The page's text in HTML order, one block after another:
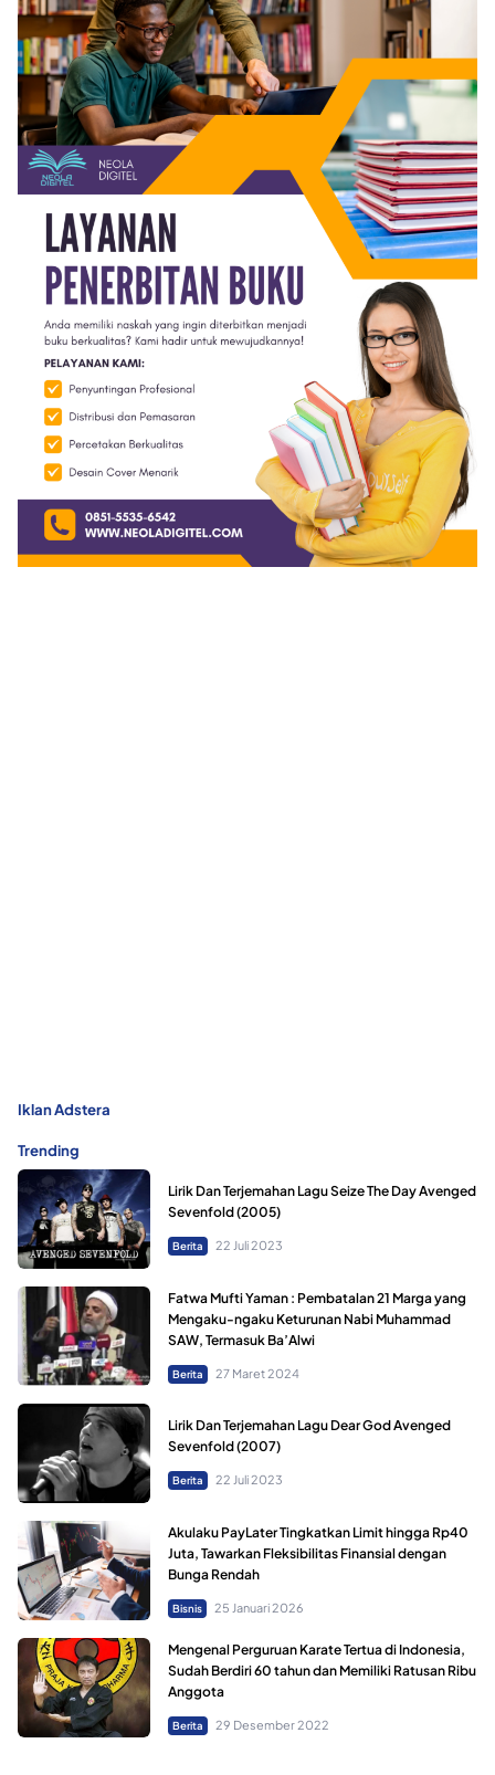
Iklan Adstera
Trending
Lirik Dan Terjemahan Lagu Seize The Day Avenged
Sevenfold (2005)
Berita 22 Juli 2023
Fatwa Mufti Yaman : Pembatalan 21 Marga yang
Mengaku-ngaku Keturunan Nabi Muhammad
SAW, Termasuk Ba’Alwi
Berita 27 Maret 2024
Lirik Dan Terjemahan Lagu Dear God Avenged
Sevenfold (2007)
Berita 22 Juli 2023
Akulaku PayLater Tingkatkan Limit hingga Rp40
Juta, Tawarkan Fleksibilitas Finansial dengan
Bunga Rendah
Bisnis 25 Januari 2026
Mengenal Perguruan Karate Tertua di Indonesia,
Sudah Berdiri 60 tahun dan Memiliki Ratusan Ribu
Anggota
Berita 29 Desember 2022